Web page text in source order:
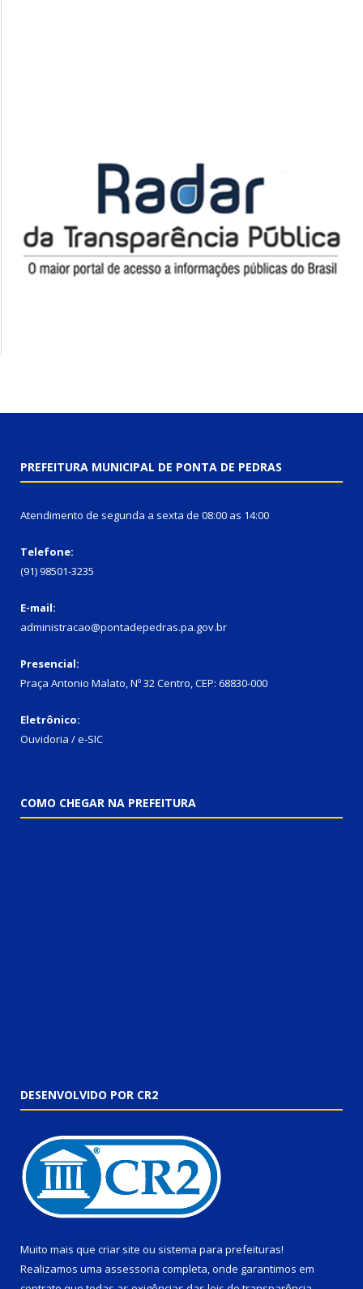
PREFEITURA MUNICIPAL DE PONTA DE PEDRAS
Atendimento de segunda a sexta de 08:00 as 14:00
Telefone:
(91) 98501-3235
E-mail:
administracao@pontadepedras.pa.gov.br
Presencial:
Praça Antonio Malato, Nº 32 Centro, CEP: 68830-000
Eletrônico:
Ouvidoria / e-SIC
COMO CHEGAR NA PREFEITURA
DESENVOLVIDO POR CR2
Muito mais que criar site ou sistema para prefeituras!
Realizamos uma assessoria completa, onde garantimos em